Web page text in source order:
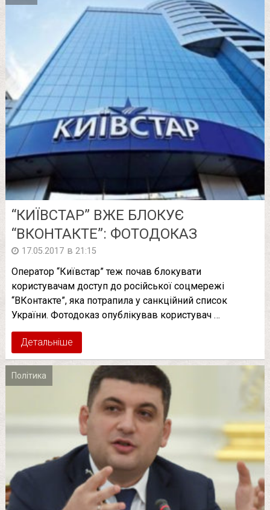
“КИЇВСТАР” ВЖЕ БЛОКУЄ
“ВКОНТАКТЕ”: ФОТОДОКАЗ
17.05.2017 в 21:15
Оператор “Київстар” теж почав блокувати
користувачам доступ до російської соцмережі
“ВКонтакте”, яка потрапила у санкційний список
України. Фотодоказ опублікував користувач …
Детальніше
Політика